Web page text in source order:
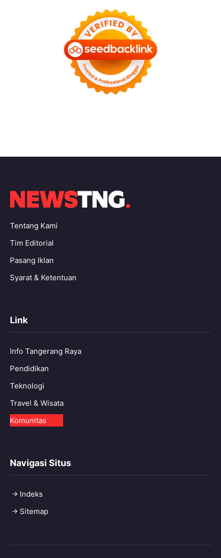
Tentang Kami
Tim Editorial
Pasang Iklan
Syarat & Ketentuan
Link
Info Tangerang Raya
Pendidikan
Teknologi
Travel & Wisata
Komunitas
Navigasi Situs
Indeks
Sitemap